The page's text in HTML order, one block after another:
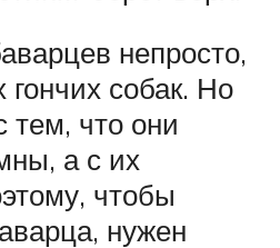
непросто,
гончих собак. Но
тем, что они
а с их
чтобы
нужен